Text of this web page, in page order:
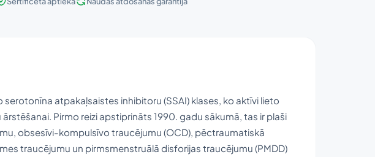
atpakaļsaistes inhibitoru (SSAI) klases, ko aktīvi lieto
Pirmo reizi apstiprināts 1990. gadu sākumā, tas ir plaši
obsesīvi-kompulsīvo traucējumu (OCD), pēctraumatiskā
traucējumu un pirmsmenstruālā disforijas traucējumu (PMDD)